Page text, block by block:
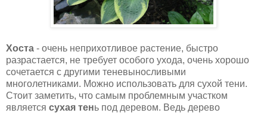
Хоста - очень неприхотливое растение, быстро
разрастается, не требует особого ухода, очень хорошо
сочетается с другими теневыносливыми
многолетниками. Можно использовать для сухой тени.
Стоит заметить, что самым проблемным участком
является сухая тень под деревом. Ведь дерево